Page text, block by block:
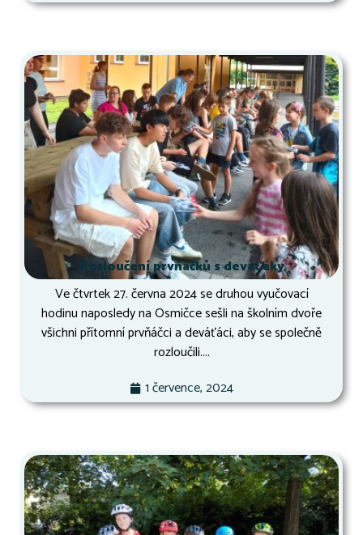
Rozloučení prvňáčků s deváťáky
Ve čtvrtek 27. června 2024 se druhou vyučovací
hodinu naposledy na Osmičce sešli na školním dvoře
všichni přítomní prvňáčci a deváťáci, aby se společně
rozloučili....
1 července, 2024